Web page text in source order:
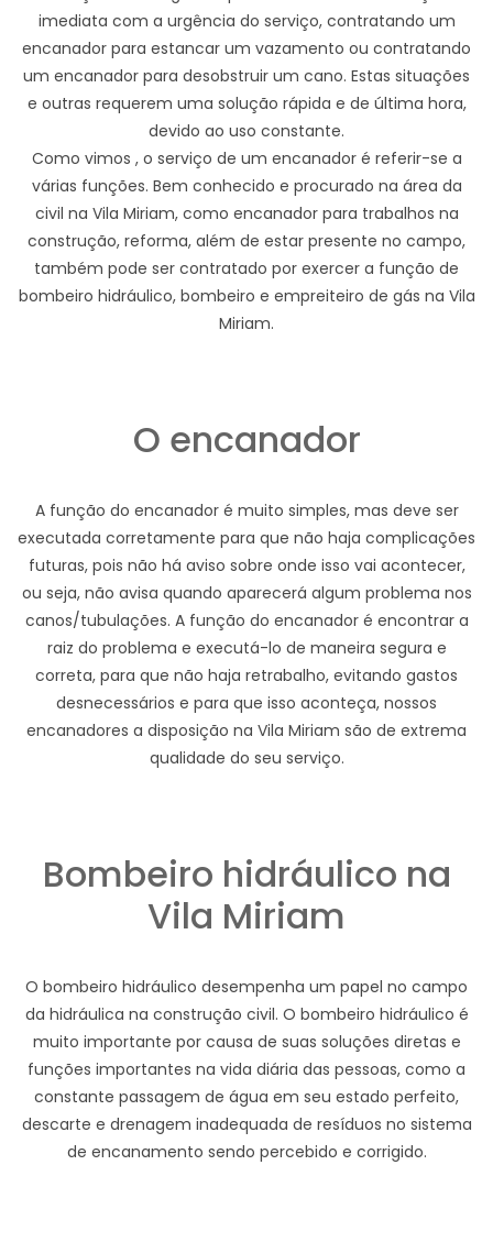
imediata com a urgência do serviço, contratando um
encanador para estancar um vazamento ou contratando
um encanador para desobstruir um cano. Estas situações
e outras requerem uma solução rápida e de última hora,
devido ao uso constante.
Como vimos , o serviço de um encanador é referir-se a
várias funções. Bem conhecido e procurado na área da
civil na Vila Miriam, como encanador para trabalhos na
construção, reforma, além de estar presente no campo,
também pode ser contratado por exercer a função de
bombeiro hidráulico, bombeiro e empreiteiro de gás na Vila
Miriam.
O encanador
A função do encanador é muito simples, mas deve ser
executada corretamente para que não haja complicações
futuras, pois não há aviso sobre onde isso vai acontecer,
ou seja, não avisa quando aparecerá algum problema nos
canos/tubulações. A função do encanador é encontrar a
raiz do problema e executá-lo de maneira segura e
correta, para que não haja retrabalho, evitando gastos
desnecessários e para que isso aconteça, nossos
encanadores a disposição na Vila Miriam são de extrema
qualidade do seu serviço.
Bombeiro hidráulico na
Vila Miriam
O bombeiro hidráulico desempenha um papel no campo
da hidráulica na construção civil. O bombeiro hidráulico é
muito importante por causa de suas soluções diretas e
funções importantes na vida diária das pessoas, como a
constante passagem de água em seu estado perfeito,
descarte e drenagem inadequada de resíduos no sistema
de encanamento sendo percebido e corrigido.